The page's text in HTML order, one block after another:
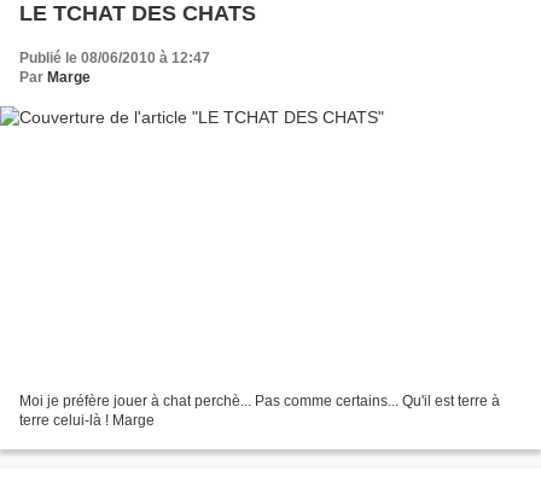
LE TCHAT DES CHATS
Publié le 08/06/2010 à 12:47
Par Marge
Moi je préfère jouer à chat perchè... Pas comme certains... Qu'il est terre à
terre celui-là ! Marge